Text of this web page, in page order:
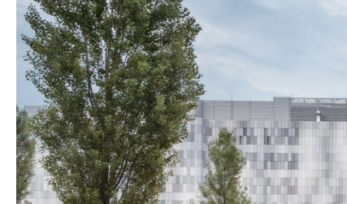
Naver 로그인
SPACE 소개
공지사항
기사문의
광고문의